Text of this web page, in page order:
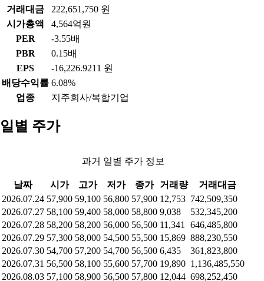
거래대금
222,651,750 원
시가총액
4,564억원
PER
-3.55배
PBR
0.15배
EPS
-16,226.9211 원
배당수익률 6.08%
업종
지주회사/복합기업
일별 주가
과거 일별 주가 정보
날짜 시가 고가 저가 종가 거래량
거래대금
2026.07.24 57,900 59,100 56,800 57,900 12,753 742,509,350
2026.07.27 58,100 59,400 58,000 58,800 9,038
532,345,200
2026.07.28 58,200 58,200 56,000 56,500 11,341
646,485,800
2026.07.29 57,300 58,000 54,500 55,500 15,869 888,230,550
2026.07.30 54,700 57,200 54,700 56,500 6,435
361,823,800
2026.07.31 56,500 58,100 55,600 57,700 19,890 1,136,485,550
2026.08.03 57,100 58,900 56,500 57,800 12,044 698,252,450